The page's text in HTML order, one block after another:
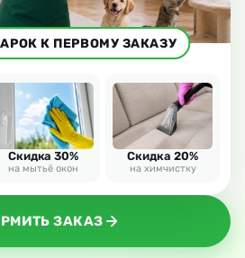
ЗАКАЗ
К ПЕРВОМУ ЗАКАЗУ
Скидка 30%
на мытьё окон
Скидка 20%
на химчистку